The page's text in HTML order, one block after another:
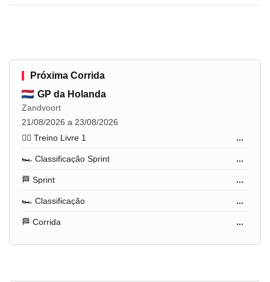
Próxima Corrida
GP da Holanda
Zandvoort
21/08/2026 a 23/08/2026
🏋️‍♂️ Treino Livre 1
...
🏎️ Classificação Sprint ...
🏁 Sprint ...
🏎️ Classificação ...
🏁 Corrida ...